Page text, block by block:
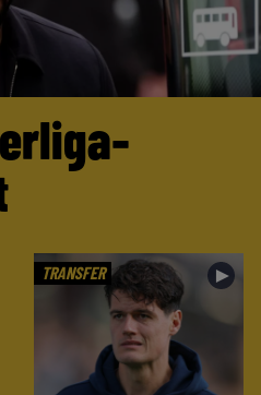
TRANSFER ►